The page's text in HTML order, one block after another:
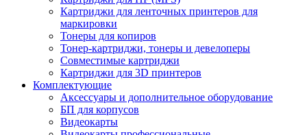
Картриджи для ленточных принтеров для
маркировки
Тонеры для копиров
Тонер-картриджи, тонеры и девелоперы
Совместимые картриджи
Картриджи для 3D принтеров
Комплектующие
Аксессуары и дополнительное оборудование
БП для корпусов
Видеокарты